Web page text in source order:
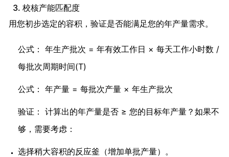
3. 校核产能匹配度
用您初步选定的容积，验证是否能满足您的年产量需求。
公式： 年生产批次 = 年有效工作日 × 每天工作小时数 /
每批次周期时间(T)
公式： 年产量 = 每批次产量 × 年生产批次
验证： 计算出的年产量是否 ≥ 您的目标年产量？如果不
够，需要考虑：
选择稍大容积的反应釜（增加单批产量）。